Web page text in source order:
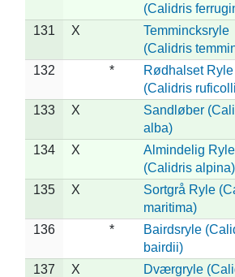
(Calidris
131 X
Temmincksryle
(Calidris
132 *
Rødhalset Ryle
(Calidris
133 X
Sandløber
alba)
134 X
Almindelig Ryle
(Calidris alpina)
135 X
Sortgrå Ryle
maritima)
136 *
Bairdsryle
bairdii)
137 X
Dværgryle